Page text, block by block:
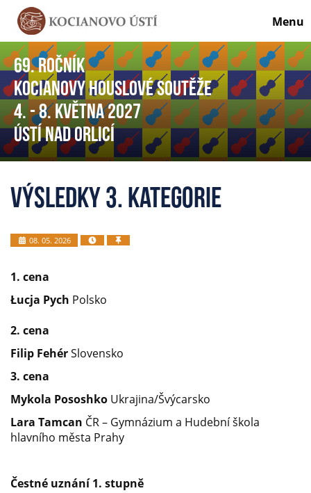
Menu
69. ročník
Kocianovy houslové soutěže
4. - 8. května 2027
Ústí nad Orlicí
Výsledky 3. kategorie
08. 05. 2026
1. cena
Łucja Pych Polsko
2. cena
Filip FehérSlovensko
3. cena
Mykola Pososhko Ukrajina/Švýcarsko
Lara Tamcan ČR – Gymnázium a Hudební škola
hlavního města Prahy
Čestné uznání 1. stupně